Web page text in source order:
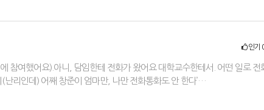
인기
참여했어요).아니, 담임한테 전화가 왔어요 대학교수한테서. 어떤 일로 전
난리인데) 어째 창준이 엄마만, 나만 전화통화도 안 한다’…